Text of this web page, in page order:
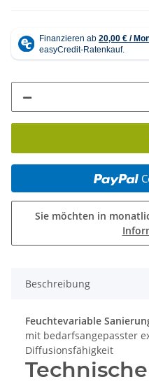
Sie möchten in
Beschreibung
Feuchtevariable
mit bedarfsangepasster
Diffusionsfähigkeit